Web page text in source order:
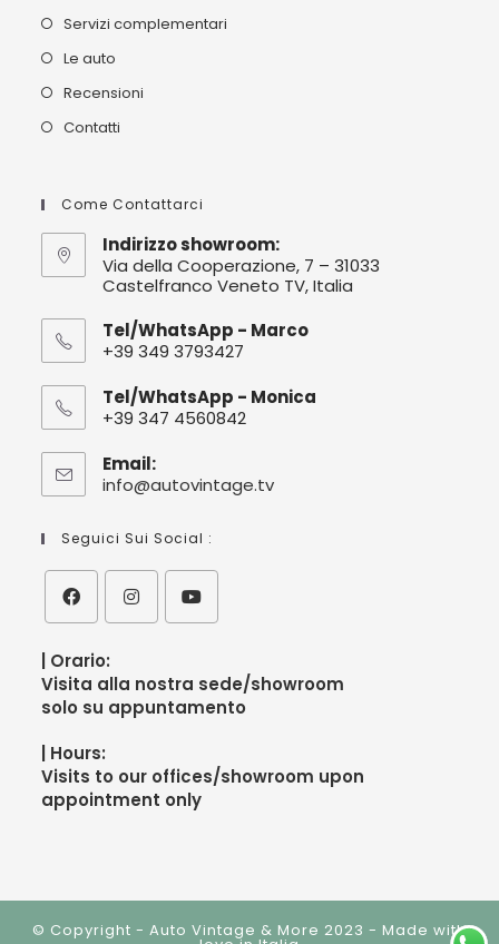
Servizi complementari
Le auto
Recensioni
Contatti
Come Contattarci
Indirizzo showroom:
Via della Cooperazione, 7 – 31033
Castelfranco Veneto TV, Italia
Tel/WhatsApp - Marco
+39 349 3793427
Tel/WhatsApp - Monica
+39 347 4560842
Email:
info@autovintage.tv
Seguici Sui Social :
| Orario:
Visita alla nostra sede/showroom
solo su appuntamento
| Hours:
Visits to our offices/showroom upon
appointment only
© Copyright - Auto Vintage & More 2023 - Made with